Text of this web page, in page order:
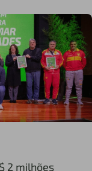
2 milhões